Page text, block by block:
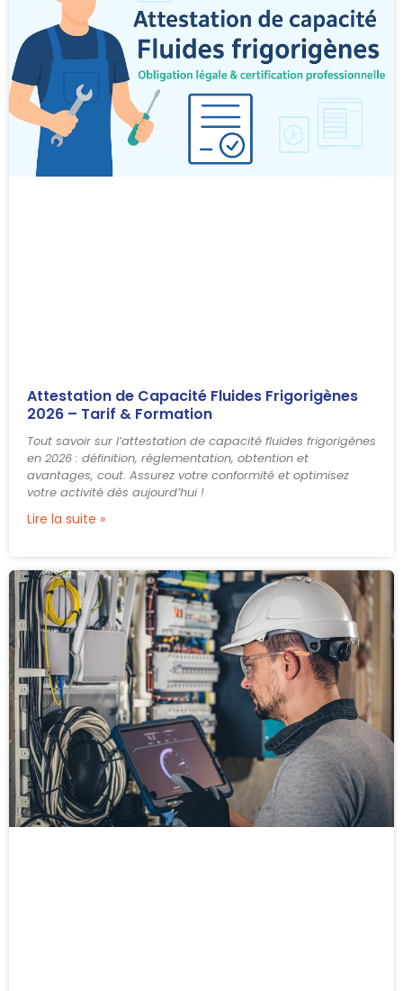
Attestation de Capacité Fluides Frigorigènes
2026 – Tarif & Formation
Tout savoir sur l’attestation de capacité fluides frigorigènes
en 2026 : définition, réglementation, obtention et
avantages, cout. Assurez votre conformité et optimisez
votre activité dès aujourd’hui !
Lire la suite »